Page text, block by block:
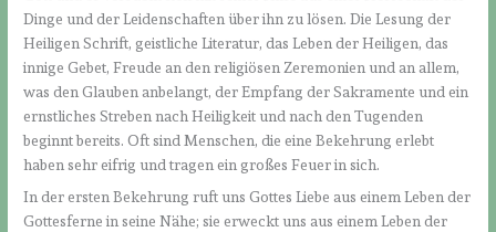
Dinge und der Leidenschaften über ihn zu lösen. Die Lesung der
Heiligen Schrift, geistliche Literatur, das Leben der Heiligen, das
innige Gebet, Freude an den religiösen Zeremonien und an allem,
was den Glauben anbelangt, der Empfang der Sakramente und ein
ernstliches Streben nach Heiligkeit und nach den Tugenden
beginnt bereits. Oft sind Menschen, die eine Bekehrung erlebt
haben sehr eifrig und tragen ein großes Feuer in sich.
In der ersten Bekehrung ruft uns Gottes Liebe aus einem Leben der
Gottesferne in seine Nähe; sie erweckt uns aus einem Leben der